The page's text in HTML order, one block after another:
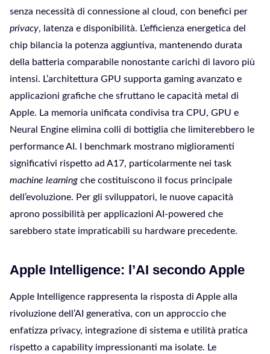
senza necessità di connessione al cloud, con benefici per
privacy, latenza e disponibilità. L’efficienza energetica del
chip bilancia la potenza aggiuntiva, mantenendo durata
della batteria comparabile nonostante carichi di lavoro più
intensi. L’architettura GPU supporta gaming avanzato e
applicazioni grafiche che sfruttano le capacità metal di
Apple. La memoria unificata condivisa tra CPU, GPU e
Neural Engine elimina colli di bottiglia che limiterebbero le
performance AI. I benchmark mostrano miglioramenti
significativi rispetto ad A17, particolarmente nei task
machine learning che costituiscono il focus principale
dell’evoluzione. Per gli sviluppatori, le nuove capacità
aprono possibilità per applicazioni AI-powered che
sarebbero state impraticabili su hardware precedente.
Apple Intelligence: l’AI secondo Apple
Apple Intelligence rappresenta la risposta di Apple alla
rivoluzione dell’AI generativa, con un approccio che
enfatizza privacy, integrazione di sistema e utilità pratica
rispetto a capability impressionanti ma isolate. Le